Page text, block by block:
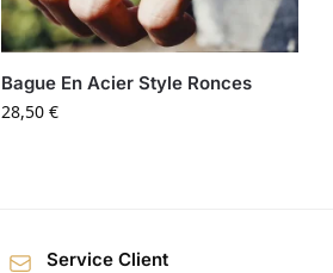
Bague En Acier Style Ronces
28,50€
Service Client